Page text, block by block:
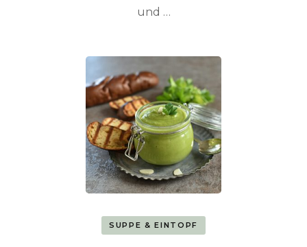
und …
SUPPE & EINTOPF